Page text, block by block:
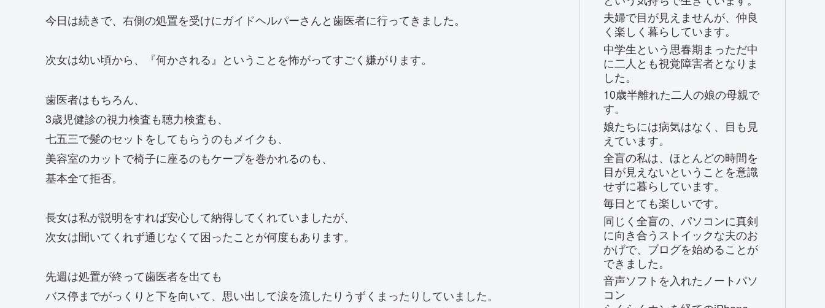
今日は続きで、右側の処置を受けにガイドヘルパーさんと歯医者に行ってきました。
次女は幼い頃から、『何かされる』ということを怖がってすごく嫌がります。
歯医者はもちろん、
3歳児健診の視力検査も聴力検査も、
七五三で髪のセットをしてもらうのもメイクも、
美容室のカットで椅子に座るのもケープを巻かれるのも、
基本全て拒否。
長女は私が説明をすれば安心して納得してくれていましたが、
次女は聞いてくれず通じなくて困ったことが何度もあります。
先週は処置が終って歯医者を出ても
バス停までがっくりと下を向いて、思い出して涙を流したりうずくまったりしていました。
夫婦で目が見えませんが、仲良
く楽しく暮らしています。
中学生という思春期まっただ中
に二人とも視覚障害者となりま
した。
10歳半離れた二人の娘の母親で
す。
娘たちには病気はなく、目も見
えています。
全盲の私は、ほとんどの時間を
目が見えないということを意識
せずに暮らしています。
毎日とても楽しいです。
同じく全盲の、パソコンに真剣
に向き合うストイックな夫のお
かげで、ブログを始めることが
できました。
音声ソフトを入れたノートパソ
コン